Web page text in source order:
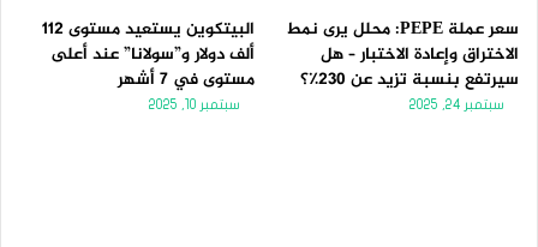
سعر عملة PEPE: محلل يرى نمط
الاختراق وإعادة الاختبار – هل
سيرتفع بنسبة تزيد عن 230٪؟
سبتمبر 24, 2025
البيتكوين يستعيد مستوى 112
ألف دولار و”سولانا” عند أعلى
مستوى في 7 أشهر
سبتمبر 10, 2025